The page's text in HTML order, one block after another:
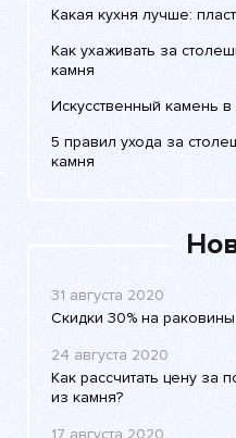
Какая кухня лучше:
Как ухаживать за
камня
Искусственный камень
5 правил ухода за
камня
31 августа 2020
Скидки 30% на
24 августа 2020
Как рассчитать цену за
из камня?
17 августа 2020